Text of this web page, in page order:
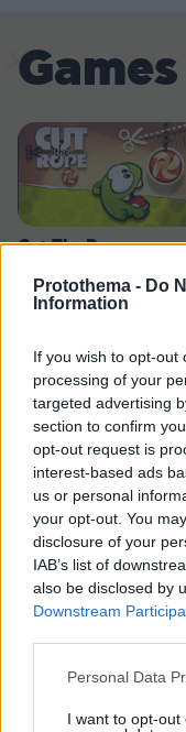
Protothema - Do
Information
If you wish to opt-out
processing of your
targeted advertising
section to confirm
opt-out request is
interest-based ads
us or personal
your opt-out. You
disclosure of your
IAB’s list of
also be disclosed by
Downstream
Please note that this
not limited to your
Personal Data
I want to opt-
Games
Cut The Rope
Best of